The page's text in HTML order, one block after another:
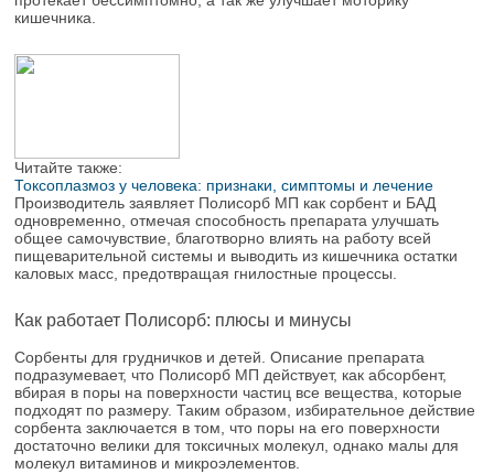
кишечника.
Читайте также:
Токсоплазмоз у человека: признаки, симптомы и лечение
Производитель заявляет Полисорб МП как сорбент и БАД
одновременно, отмечая способность препарата улучшать
общее самочувствие, благотворно влиять на работу всей
пищеварительной системы и выводить из кишечника остатки
каловых масс, предотвращая гнилостные процессы.
Как работает Полисорб: плюсы и минусы
Сорбенты для грудничков и детей. Описание препарата
подразумевает, что Полисорб МП действует, как абсорбент,
вбирая в поры на поверхности частиц все вещества, которые
подходят по размеру. Таким образом, избирательное действие
сорбента заключается в том, что поры на его поверхности
достаточно велики для токсичных молекул, однако малы для
молекул витаминов и микроэлементов.